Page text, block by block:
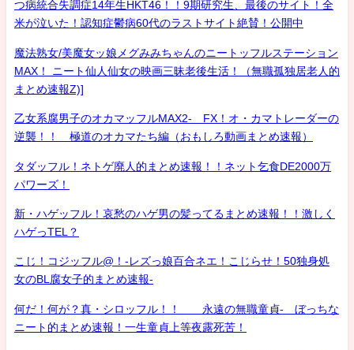
つ病統合失調症14年生HKT46！！9期研究生、最後のサイト！全
米が泣いた！認知症鬱病60代のラストサイト絶賛！公開中
魔法熟女/美魔女ッ娘メグみみちゃんのニートッフルステーション
MAX！ ニート仙人仙女の映画三昧老後生活！（無職孤独居老人的
まとめ速報Z)]
乙女系腐男子のオカマッフルMAX2- FX！オ・カマトレーダーの
逆襲！！ 極道のオカマたち編（おもしろ動画まとめ速報）
タダッフル！ネトゲ廃人的まとめ速報！！ネット乞食DE2000万
パワーズ！
新・ハゲッフル！哀愁のハゲ男の髪ってるまとめ速報！！激しく
ハゲっTEL？
こじ！コジッフル@！-レズっ娘百合ネエ！こじらせ！50独身処
女のBL腐女子的まとめ速報-
何だ！何が？真・シロッフル！！ 永遠の無職童貞- ぼっちな
ニート的まとめ速報！一生童貞上等夜露死苦！